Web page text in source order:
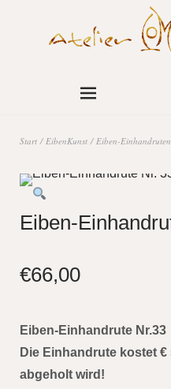
Start / EibenKunst / Eiben-Einhandruten
Eiben-
€66,00
Eiben-Einhandrute Nr.33
Die Einhandrute kostet
abgeholt wird!